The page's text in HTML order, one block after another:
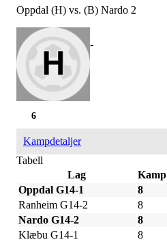
Oppdal (H) vs. (B) Nardo 2
-
6
Kampdetaljer
Tabell
Lag
Kamp
Oppdal G14-1
8
Ranheim G14-2
8
Nardo G14-2
8
Klæbu G14-1
8